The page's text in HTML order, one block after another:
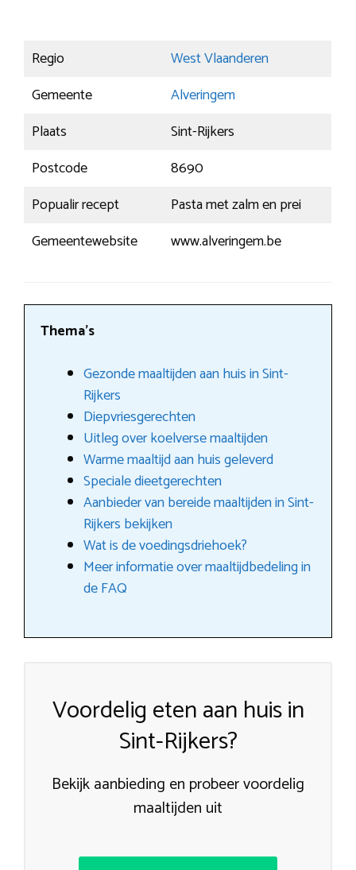
Regio
West Vlaanderen
Gemeente
Alveringem
Plaats
Sint-Rijkers
Postcode
8690
Popualir recept
Pasta met zalm en prei
Gemeentewebsite
www.alveringem.be
Thema’s
Gezonde maaltijden aan huis in Sint-
Rijkers
Diepvriesgerechten
Uitleg over koelverse maaltijden
Warme maaltijd aan huis geleverd
Speciale dieetgerechten
Aanbieder van bereide maaltijden in Sint-
Rijkers bekijken
Wat is de voedingsdriehoek?
Meer informatie over maaltijdbedeling in
de FAQ
Voordelig eten aan huis in
Sint-Rijkers?
Bekijk aanbieding en probeer voordelig
maaltijden uit